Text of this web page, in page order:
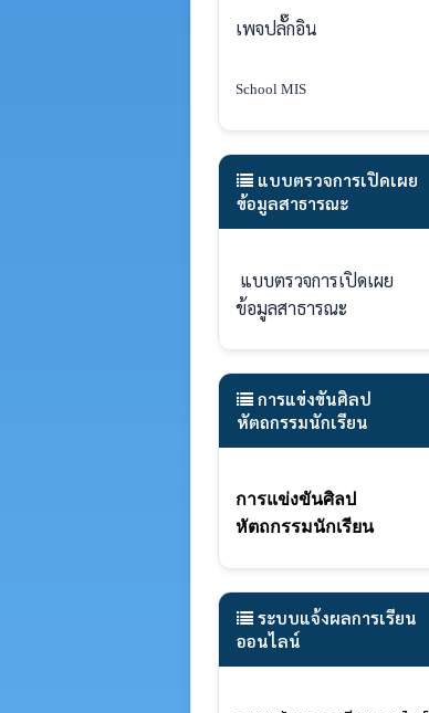
เพจปลั๊กอิน
School MIS
แบบตรวจการเปิดเผย
ข้อมูลสาธารณะ
แบบตรวจการเปิดเผย
ข้อมูลสาธารณะ
การแข่งขันศิลป
หัตถกรรมนักเรียน
การแข่งขันศิลป
หัตถกรรมนักเรียน
ระบบแจ้งผลการเรียน
ออนไลน์